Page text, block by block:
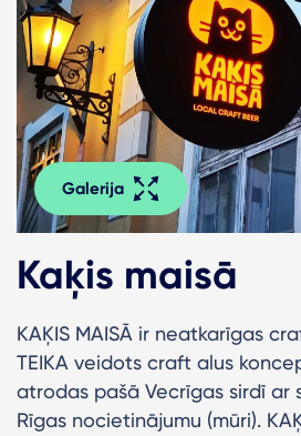
Galerija
Kaķis maisā
KAĶIS MAISĀ ir neatkarīgas
TEIKA veidots craft alus
atrodas pašā Vecrīgas sirdī ar
Rīgas nocietinājumu (mūri).